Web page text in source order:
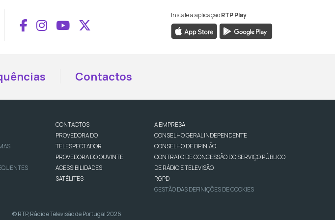
Aceder ao Facebook da RTP Antena 2
Aceder ao Instagram da RTP Antena 2
Aceder ao YouTube da RTP Antena 2
Aceder ao X da RTP Antena 2
Instale a aplicaçãoRTP Play
Contactos
CONTACTOS
PROVEDORA DO
TELESPECTADOR
PROVEDORA DO OUVINTE
ACESSIBILIDADES
SATÉLITES
A EMPRESA
CONSELHO GERAL INDEPENDENTE
CONSELHO DE OPINIÃO
CONTRATO DE CONCESSÃO DO SERVIÇO PÚBLICO
DE RÁDIO E TELEVISÃO
RGPD
GESTÃO DAS DEFINIÇÕES DE COOKIES
© RTP, Rádio e Televisão de Portugal 2026